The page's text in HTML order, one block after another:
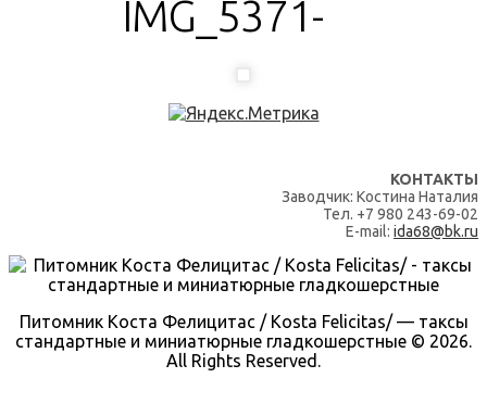
IMG_5371-
КОНТАКТЫ
Заводчик: Костина Наталия
Тел. +7 980 243-69-02
E-mail: ida68@bk.ru
Питомник Коста Фелицитас / Kosta Felicitas/ — таксы
стандартные и миниатюрные гладкошерстные © 2026.
All Rights Reserved.